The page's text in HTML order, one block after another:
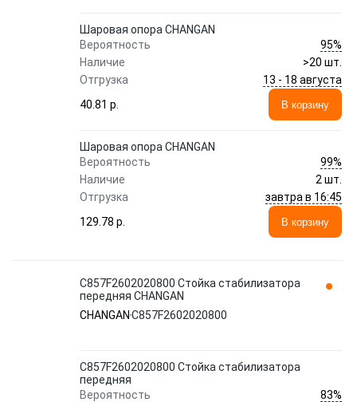
Шаровая опора CHANGAN
Вероятность
95%
Наличие
>20 шт.
Отгрузка
13 - 18 августа
40.81 p.
В корзину
Шаровая опора CHANGAN
Вероятность
99%
Наличие
2 шт.
Отгрузка
завтра в 16:45
129.78 p.
В корзину
C857F2602020800 Стойка стабилизатора
передняя CHANGAN
CHANGAN C857F2602020800
C857F2602020800 Стойка стабилизатора
передняя
Вероятность
83%